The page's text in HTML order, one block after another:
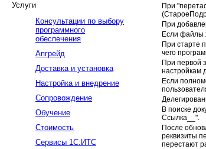
Услуги
Консультации по выбору
программного
обеспечения
Апгрейд
Доставка и установка
Настройка и внедрение
Сопровождение
Обучение
Стоимость
Сервисы 1С:ИТС
При
При
Если файлы
При старте
чего
При первой
настройкам
Если
В поиске
Ссылка__".
После
реквизиты
перестают